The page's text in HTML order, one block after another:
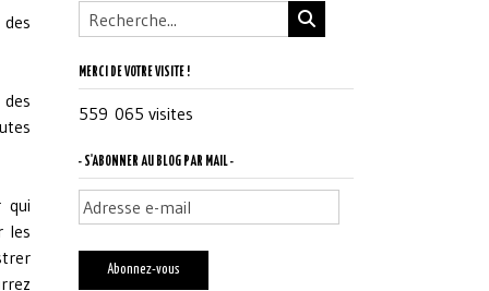
qui
les
MERCI DE VOTRE VISITE !
559 065 visites
- S'ABONNER AU BLOG PAR MAIL -
Adresse
e-
mail
Abonnez-vous